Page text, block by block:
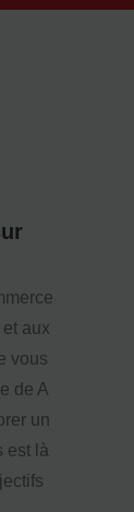
aux
vous
de A
un
est là